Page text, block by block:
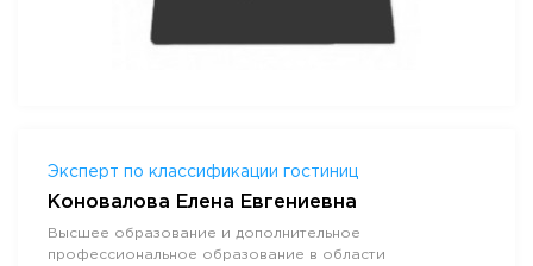
Эксперт по классификации гостиниц
Коновалова Елена Евгениевна
Высшее образование и дополнительное
профессиональное образование в области